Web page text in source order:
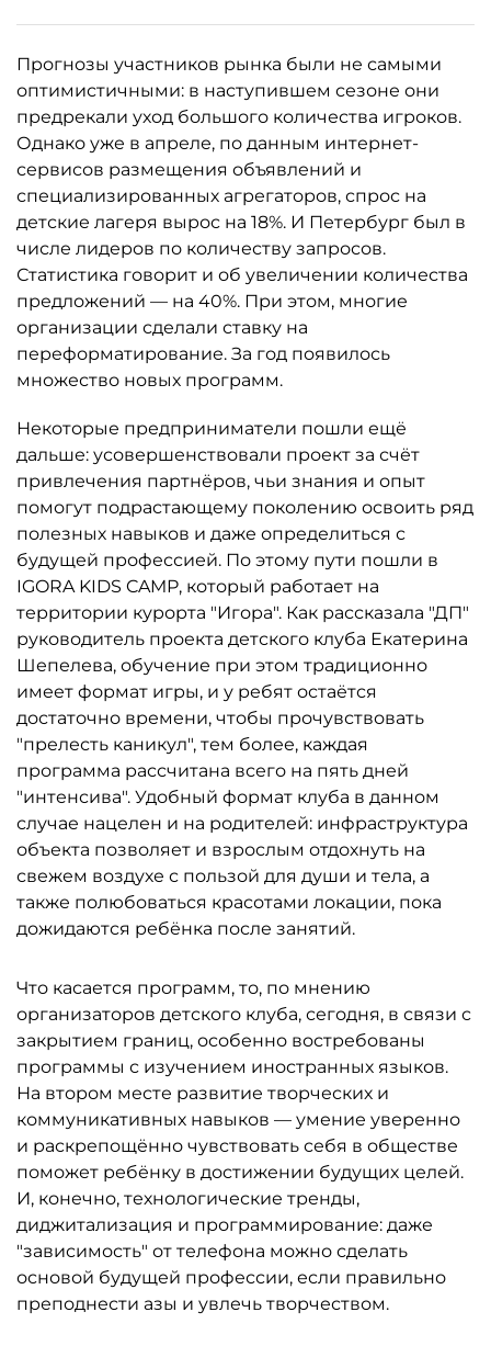
Прогнозы участников рынка были не самыми
оптимистичными: в наступившем сезоне они
предрекали уход большого количества игроков.
Однако уже в апреле, по данным интернет-
сервисов размещения объявлений и
специализированных агрегаторов, спрос на
детские лагеря вырос на 18%. И Петербург был в
числе лидеров по количеству запросов.
Статистика говорит и об увеличении количества
предложений — на 40%. При этом, многие
организации сделали ставку на
переформатирование. За год появилось
множество новых программ.
Некоторые предприниматели пошли ещё
дальше: усовершенствовали проект за счёт
привлечения партнёров, чьи знания и опыт
помогут подрастающему поколению освоить ряд
полезных навыков и даже определиться с
будущей профессией. По этому пути пошли в
IGORA KIDS CAMP, который работает на
территории курорта "Игора". Как рассказала "ДП"
руководитель проекта детского клуба Екатерина
Шепелева, обучение при этом традиционно
имеет формат игры, и у ребят остаётся
достаточно времени, чтобы прочувствовать
"прелесть каникул", тем более, каждая
программа рассчитана всего на пять дней
"интенсива". Удобный формат клуба в данном
случае нацелен и на родителей: инфраструктура
объекта позволяет и взрослым отдохнуть на
свежем воздухе с пользой для души и тела, а
также полюбоваться красотами локации, пока
дожидаются ребёнка после занятий.
Что касается программ, то, по мнению
организаторов детского клуба, сегодня, в связи с
закрытием границ, особенно востребованы
программы с изучением иностранных языков.
На втором месте развитие творческих и
коммуникативных навыков — умение уверенно
и раскрепощённо чувствовать себя в обществе
поможет ребёнку в достижении будущих целей.
И, конечно, технологические тренды,
диджитализация и программирование: даже
"зависимость" от телефона можно сделать
основой будущей профессии, если правильно
преподнести азы и увлечь творчеством.